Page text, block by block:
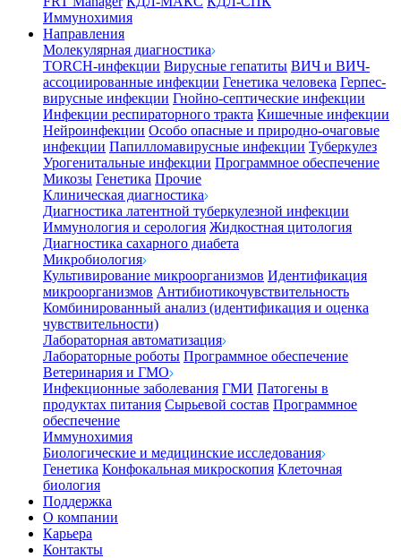
Иммунохимия
Направления
Молекулярная диагностика
TORCH-инфекции Вирусные гепатиты ВИЧ и ВИЧ-
ассоциированные инфекции Генетика человека Герпес-
вирусные инфекции Гнойно-септические инфекции
Инфекции респираторного тракта Кишечные инфекции
Нейроинфекции Особо опасные и природно-очаговые
инфекции Папилломавирусные инфекции Туберкулез
Урогенитальные инфекции Программное обеспечение
Микозы Генетика Прочие
Клиническая диагностика
Диагностика латентной туберкулезной инфекции
Иммунология и серология Жидкостная цитология
Диагностика сахарного диабета
Микробиология
Культивирование микроорганизмов Идентификация
микроорганизмов Антибиотикочувствительность
Комбинированный анализ (идентификация и оценка
чувствительности)
Лабораторная автоматизация
Лабораторные роботы Программное обеспечение
Ветеринария и ГМО
Инфекционные заболевания ГМИ Патогены в
продуктах питания Сырьевой состав Программное
обеспечение
Иммунохимия
Биологические и медицинские исследования
Генетика Конфокальная микроскопия Клеточная
биология
Поддержка
О компании
Карьера
Контакты